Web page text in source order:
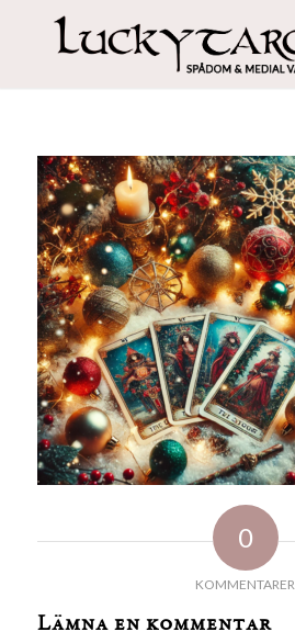
0
KOMMENTARER
Lämna en kommentar